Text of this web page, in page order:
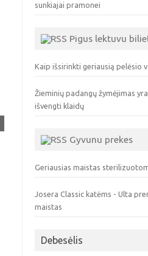
sunkiajai pramonei
Pigus lektuvu
Kaip išsirinkti geriausią pelėsio
Žieminių padangų žymėjimas
išvengti klaidų
Gyvunu prekes
Geriausias maistas
Josera Classic katėms - Ulta
maistas
Debesėlis